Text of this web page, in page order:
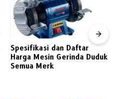
Spesifikasi dan Daftar
Harga Mesin Gerinda Duduk
Semua Merk